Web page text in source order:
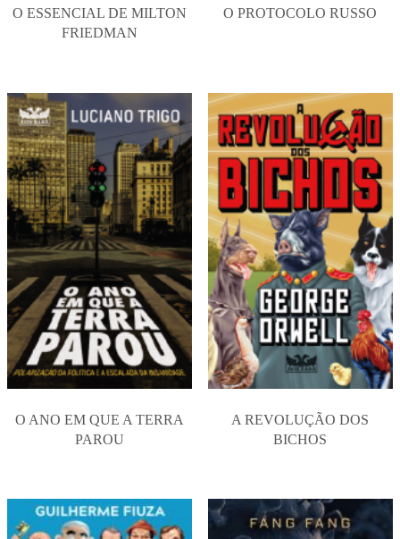
O ESSENCIAL DE MILTON
FRIEDMAN
O PROTOCOLO RUSSO
O ANO EM QUE A TERRA
PAROU
A REVOLUÇÃO DOS
BICHOS